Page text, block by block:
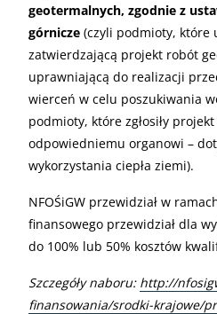
geotermalnych, zgodnie z
górnicze (czyli podmioty, które
zatwierdzającą projekt robót
uprawniającą do realizacji
wierceń w celu poszukiwania
podmioty, które zgłosiły
odpowiedniemu organowi –
wykorzystania ciepła ziemi).
NFOŚiGW przewidział w
finansowego przewidział dla
do 100% lub 50% kosztów
Szczegóły naboru: http://
finansowania/srodki-krajowe/